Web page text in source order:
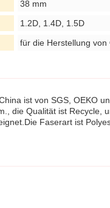
38 mm
1.2D, 1.4D, 1.5D
für die Herstellung von
ist von SGS, OEKO
die Qualität ist Recycle,
Faserart ist